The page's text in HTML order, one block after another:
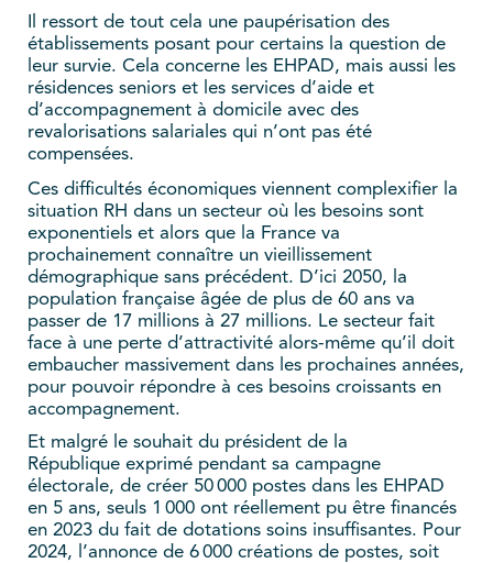
Il ressort de tout cela une paupérisation des
établissements posant pour certains la question de
leur survie. Cela concerne les EHPAD, mais aussi les
résidences seniors et les services d’aide et
d’accompagnement à domicile avec des
revalorisations salariales qui n’ont pas été
compensées.
Ces difficultés économiques viennent complexifier la
situation RH dans un secteur où les besoins sont
exponentiels et alors que la France va
prochainement connaître un vieillissement
démographique sans précédent. D’ici 2050, la
population française âgée de plus de 60 ans va
passer de 17 millions à 27 millions. Le secteur fait
face à une perte d’attractivité alors-même qu’il doit
embaucher massivement dans les prochaines années,
pour pouvoir répondre à ces besoins croissants en
accompagnement.
Et malgré le souhait du président de la
République exprimé pendant sa campagne
électorale, de créer 50 000 postes dans les EHPAD
en 5 ans, seuls 1 000 ont réellement pu être financés
en 2023 du fait de dotations soins insuffisantes. Pour
2024, l’annonce de 6 000 créations de postes, soit